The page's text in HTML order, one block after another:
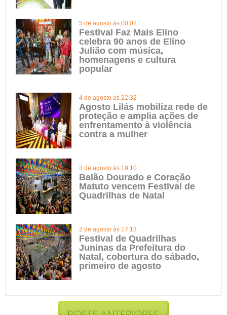
5 de agosto às 00:02
Festival Faz Mais Elino
celebra 90 anos de Elino
Julião com música,
homenagens e cultura
popular
4 de agosto às 22:32
Agosto Lilás mobiliza rede de
proteção e amplia ações de
enfrentamento à violência
contra a mulher
3 de agosto às 19:10
Balão Dourado e Coração
Matuto vencem Festival de
Quadrilhas de Natal
2 de agosto às 17:13
Festival de Quadrilhas
Juninas da Prefeitura do
Natal, cobertura do sábado,
primeiro de agosto